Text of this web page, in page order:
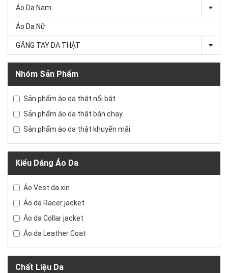
Áo Da Nam
Áo Da Nữ
GĂNG TAY DA THẬT
Nhóm Sản Phẩm
Sản phẩm áo da thật nổi bật
Sản phẩm áo da thật bán chạy
Sản phẩm áo da thật khuyến mãi
Kiểu Dáng Áo Da
Áo Vest da xịn
Áo da Racer jacket
Áo da Collar jacket
Áo da Leather Coat
Chất Liệu Da